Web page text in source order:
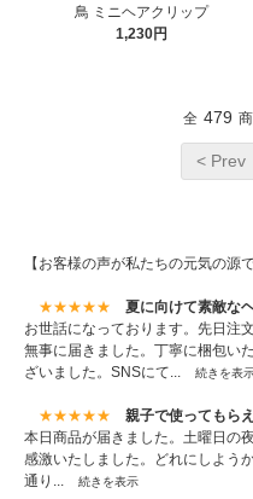
鳥 ミニヘアクリップ
1,230円
全 479
< Prev
【お客様の声が私たちの元気の源で
★★★★★
夏に向けて素敵な
お世話になっております。先日注
無事に届きました。丁寧に梱包い
ざいました。SNSにて...
続きを表
★★★★★
親子で使ってもら
本日商品が届きました。土曜日の
感激いたしました。どれにしよう
通り...
続きを表示